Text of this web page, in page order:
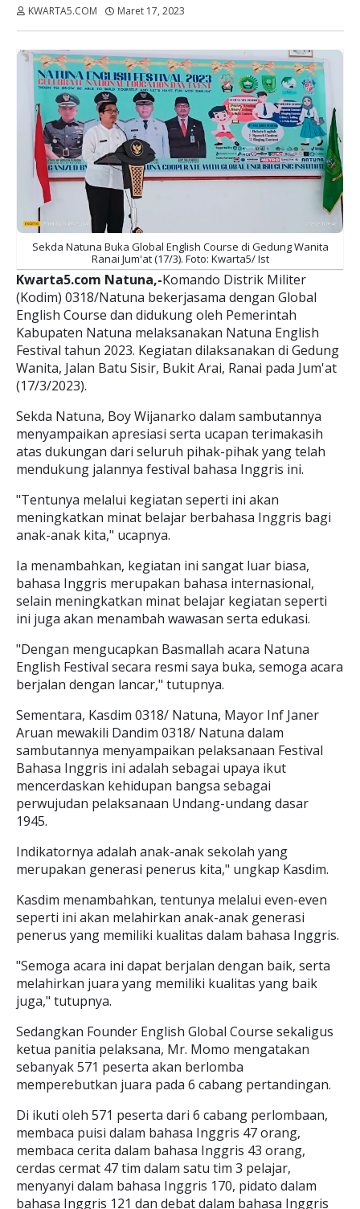
KWARTA5.COM Maret 17, 2023
Sekda Natuna Buka Global English Course di Gedung Wanita
Ranai Jum'at (17/3). Foto: Kwarta5/ Ist
Kwarta5.com Natuna,-Komando Distrik Militer
(Kodim) 0318/Natuna bekerjasama dengan Global
English Course dan didukung oleh Pemerintah
Kabupaten Natuna melaksanakan Natuna English
Festival tahun 2023. Kegiatan dilaksanakan di Gedung
Wanita, Jalan Batu Sisir, Bukit Arai, Ranai pada Jum'at
(17/3/2023).
Sekda Natuna, Boy Wijanarko dalam sambutannya
menyampaikan apresiasi serta ucapan terimakasih
atas dukungan dari seluruh pihak-pihak yang telah
mendukung jalannya festival bahasa Inggris ini.
"Tentunya melalui kegiatan seperti ini akan
meningkatkan minat belajar berbahasa Inggris bagi
anak-anak kita," ucapnya.
Ia menambahkan, kegiatan ini sangat luar biasa,
bahasa Inggris merupakan bahasa internasional,
selain meningkatkan minat belajar kegiatan seperti
ini juga akan menambah wawasan serta edukasi.
"Dengan mengucapkan Basmallah acara Natuna
English Festival secara resmi saya buka, semoga acara
berjalan dengan lancar," tutupnya.
Sementara, Kasdim 0318/ Natuna, Mayor Inf Janer
Aruan mewakili Dandim 0318/ Natuna dalam
sambutannya menyampaikan pelaksanaan Festival
Bahasa Inggris ini adalah sebagai upaya ikut
mencerdaskan kehidupan bangsa sebagai
perwujudan pelaksanaan Undang-undang dasar
1945.
Indikatornya adalah anak-anak sekolah yang
merupakan generasi penerus kita," ungkap Kasdim.
Kasdim menambahkan, tentunya melalui even-even
seperti ini akan melahirkan anak-anak generasi
penerus yang memiliki kualitas dalam bahasa Inggris.
"Semoga acara ini dapat berjalan dengan baik, serta
melahirkan juara yang memiliki kualitas yang baik
juga," tutupnya.
Sedangkan Founder English Global Course sekaligus
ketua panitia pelaksana, Mr. Momo mengatakan
sebanyak 571 peserta akan berlomba
memperebutkan juara pada 6 cabang pertandingan.
Di ikuti oleh 571 peserta dari 6 cabang perlombaan,
membaca puisi dalam bahasa Inggris 47 orang,
membaca cerita dalam bahasa Inggris 43 orang,
cerdas cermat 47 tim dalam satu tim 3 pelajar,
menyanyi dalam bahasa Inggris 170, pidato dalam
bahasa Inggris 121 dan debat dalam bahasa Inggris